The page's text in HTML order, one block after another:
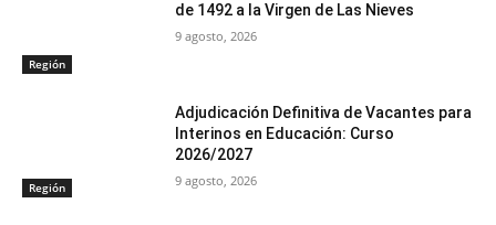
Región
de 1492 a la Virgen de Las Nieves
9 agosto, 2026
Región
Adjudicación Definitiva de Vacantes para
Interinos en Educación: Curso
2026/2027
9 agosto, 2026